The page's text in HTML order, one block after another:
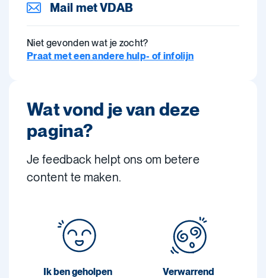
Mail met VDAB
Niet gevonden wat je zocht?
Praat met een andere hulp- of infolijn
Wat vond je van deze
pagina?
Je feedback helpt ons om betere
content te maken.
Ik ben geholpen Verwarrend